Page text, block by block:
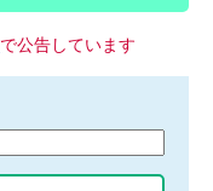
で公告しています